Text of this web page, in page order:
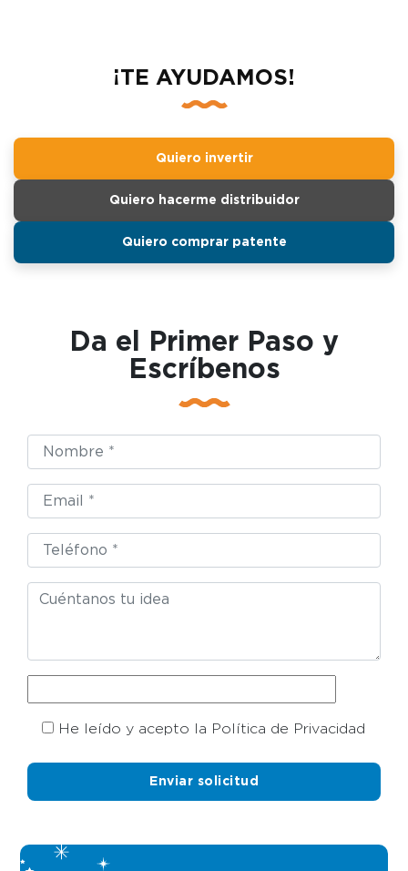
¡TE AYUDAMOS!
Quiero invertir
Quiero hacerme distribuidor
Quiero comprar patente
Da el Primer Paso y
Escríbenos
He leído y acepto la Política de Privacidad